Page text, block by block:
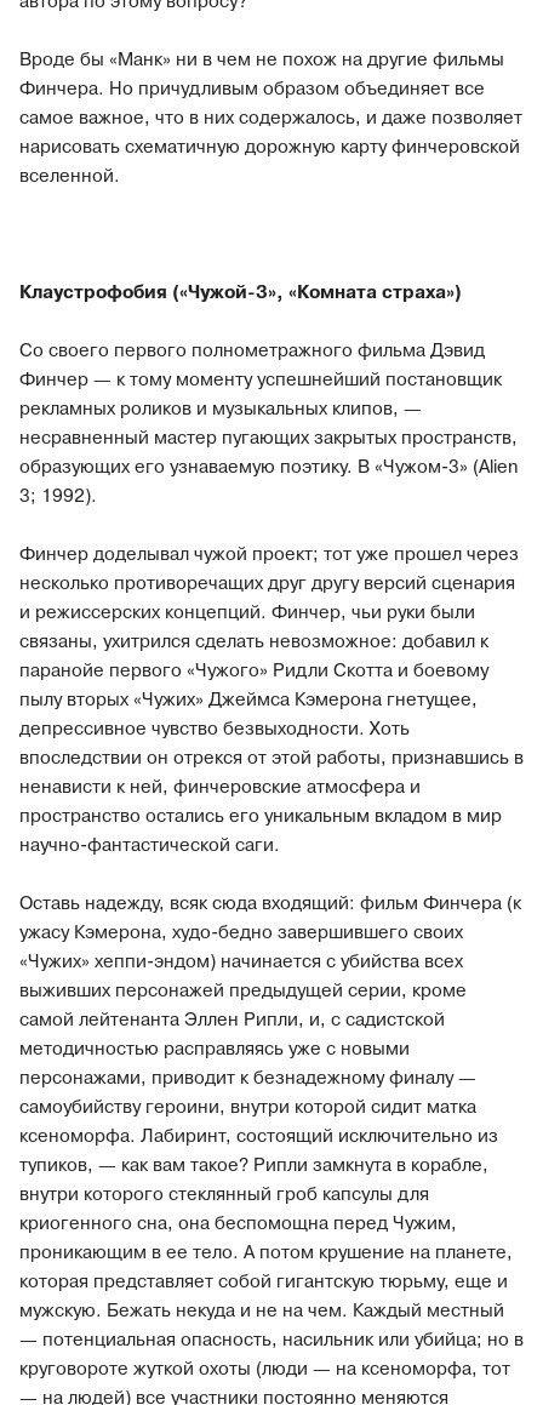
Вроде бы «Манк» ни в чем не похож на другие фильмы
Финчера. Но причудливым образом объединяет все
самое важное, что в них содержалось, и даже позволяет
нарисовать схематичную дорожную карту финчеровской
вселенной.
Клаустрофобия («Чужой-3», «Комната страха»)
Со своего первого полнометражного фильма Дэвид
Финчер — к тому моменту успешнейший постановщик
рекламных роликов и музыкальных клипов, —
несравненный мастер пугающих закрытых пространств,
образующих его узнаваемую поэтику. В «Чужом-3» (Alien
3; 1992).
Финчер доделывал чужой проект; тот уже прошел через
несколько противоречащих друг другу версий сценария
и режиссерских концепций. Финчер, чьи руки были
связаны, ухитрился сделать невозможное: добавил к
паранойе первого «Чужого» Ридли Скотта и боевому
пылу вторых «Чужих» Джеймса Кэмерона гнетущее,
депрессивное чувство безвыходности. Хоть
впоследствии он отрекся от этой работы, признавшись в
ненависти к ней, финчеровские атмосфера и
пространство остались его уникальным вкладом в мир
научно-фантастической саги.
Оставь надежду, всяк сюда входящий: фильм Финчера (к
ужасу Кэмерона, худо-бедно завершившего своих
«Чужих» хеппи-эндом) начинается с убийства всех
выживших персонажей предыдущей серии, кроме
самой лейтенанта Эллен Рипли, и, с садистской
методичностью расправляясь уже с новыми
персонажами, приводит к безнадежному финалу —
самоубийству героини, внутри которой сидит матка
ксеноморфа. Лабиринт, состоящий исключительно из
тупиков, — как вам такое? Рипли замкнута в корабле,
внутри которого стеклянный гроб капсулы для
криогенного сна, она беспомощна перед Чужим,
проникающим в ее тело. А потом крушение на планете,
которая представляет собой гигантскую тюрьму, еще и
мужскую. Бежать некуда и не на чем. Каждый местный
— потенциальная опасность, насильник или убийца; но в
круговороте жуткой охоты (люди — на ксеноморфа, тот
— на людей) все участники постоянно меняются